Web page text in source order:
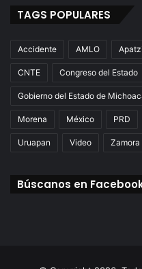
TAGS POPULARES
Accidente AMLO
CNTE Congreso del Estado
Gobierno del Estado de
Morena México PRD
Uruapan Video Zamora
Búscanos en